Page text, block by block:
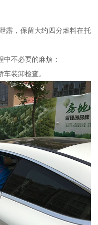
露，保留大约四分燃料在托
不必要的麻烦；
装卸检查。